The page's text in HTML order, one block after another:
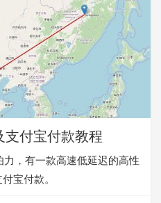
付宝付款教程
，有一款高速低延迟的高性
宝付款。